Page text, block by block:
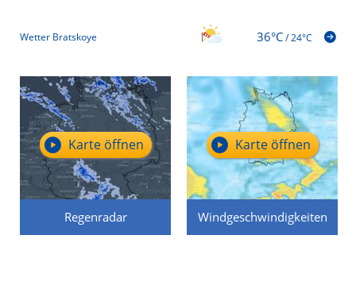
Wetter Bratskoye 36°C/24°C
Regenradar
Karte öffnen
Windgeschwindigkeiten
Karte öffnen